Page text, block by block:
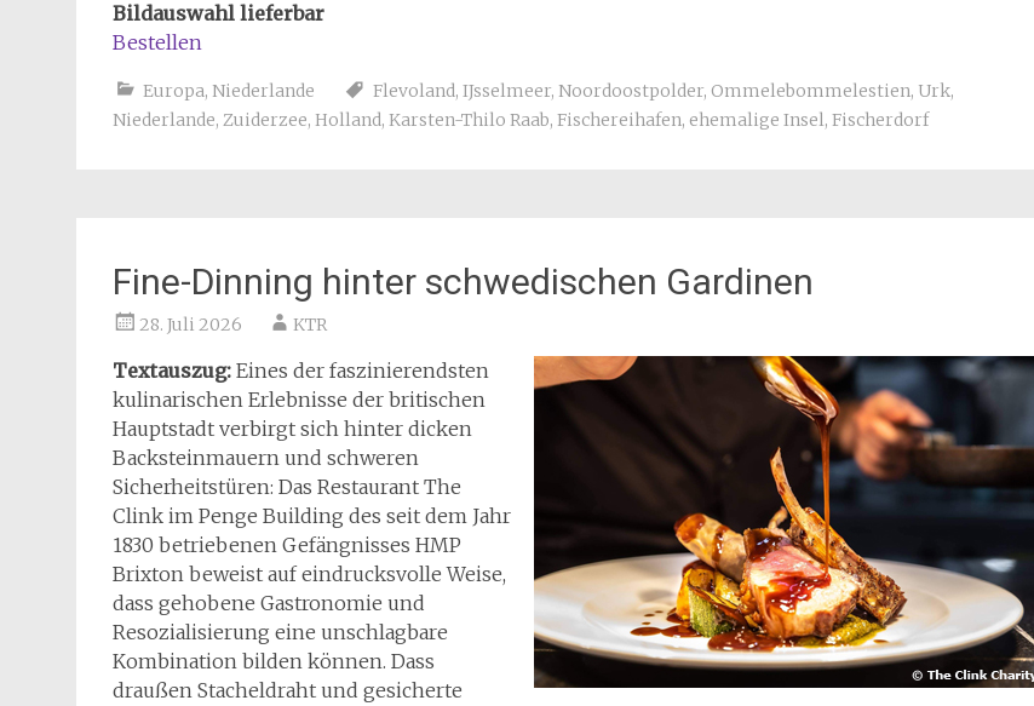
Bildauswahl lieferbar
Bestellen
Europa, Niederlande Flevoland, IJsselmeer, Noordoostpolder, Ommelebommelestien, Urk,
Niederlande, Zuiderzee, Holland, Karsten-Thilo Raab, Fischereihafen, ehemalige Insel, Fischerdorf
Fine-Dinning hinter schwedischen Gardinen
28. Juli 2026 KTR
Textauszug: Eines der faszinierendsten
kulinarischen Erlebnisse der britischen
Hauptstadt verbirgt sich hinter dicken
Backsteinmauern und schweren
Sicherheitstüren: Das Restaurant The
Clink im Penge Building des seit dem Jahr
1830 betriebenen Gefängnisses HMP
Brixton beweist auf eindrucksvolle Weise,
dass gehobene Gastronomie und
Resozialisierung eine unschlagbare
Kombination bilden können. Dass
draußen Stacheldraht und gesicherte